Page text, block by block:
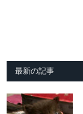
最新の記事